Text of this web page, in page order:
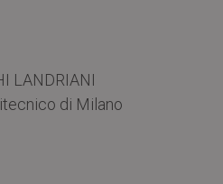
LANDRIANI
di Milano